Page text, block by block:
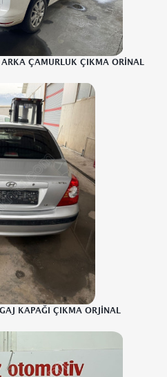
ÇAMURLUK ÇIKMA ORİNAL
KAPAĞI ÇIKMA ORJİNAL